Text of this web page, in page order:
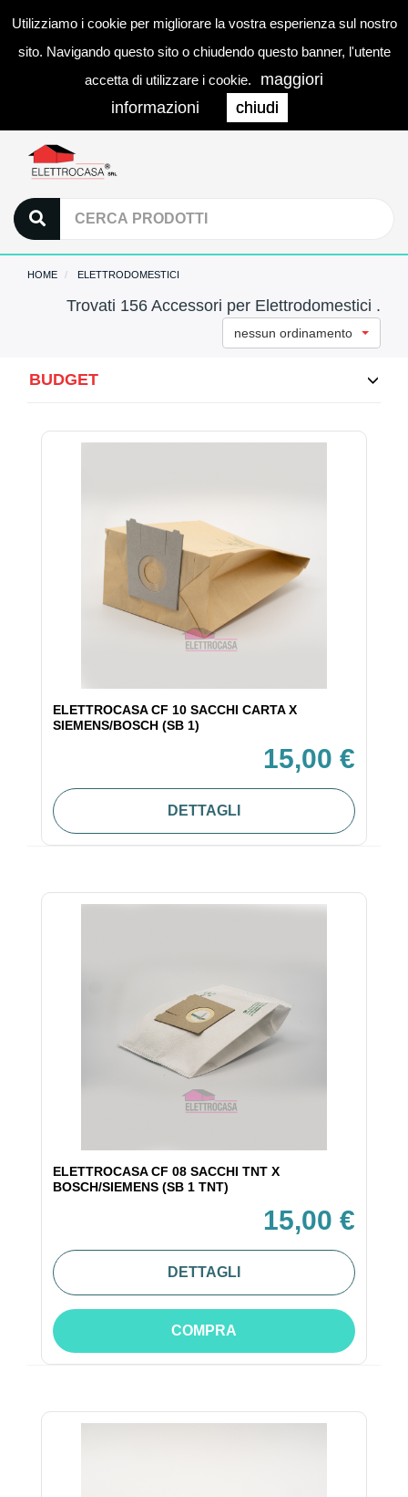
Utilizziamo i cookie per migliorare la vostra esperienza sul nostro
sito. Navigando questo sito o chiudendo questo banner, l'utente
accetta di utilizzare i cookie.
maggiori
informazioni
chiudi
0
HOME ELETTRODOMESTICI
Trovati 156 Accessori per Elettrodomestici .
nessun ordinamento
BUDGET
ELETTROCASA CF 10 SACCHI CARTA X
SIEMENS/BOSCH (SB 1)
15,00 €
DETTAGLI
ELETTROCASA CF 08 SACCHI TNT X
BOSCH/SIEMENS (SB 1 TNT)
15,00 €
DETTAGLI
COMPRA